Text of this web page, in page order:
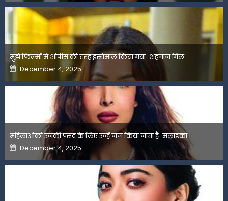
मुझे फिल्मों में शोपीस की तरह इस्तेमाल किया गया-शहनाज गिल
Posted
on
December 4, 2025
महिलाओंको उनकी पसंद के लिए उन्हें जज किया जाता है-मलाइका
Posted
on
December 4, 2025